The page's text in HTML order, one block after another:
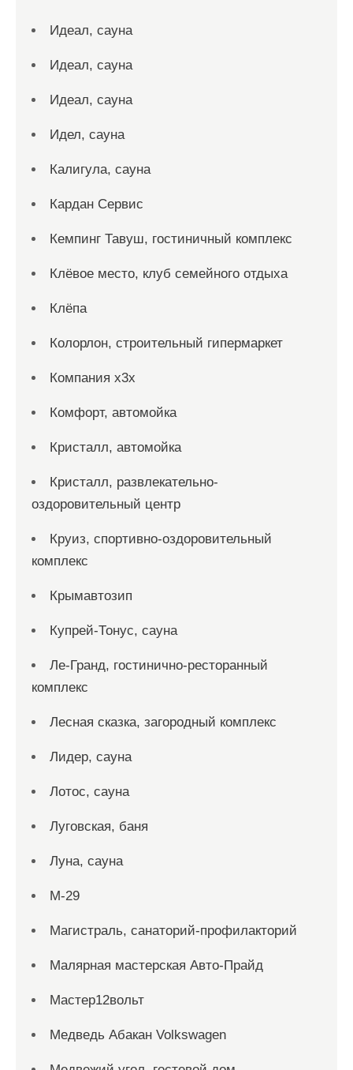
Идеал, сауна
Идеал, сауна
Идеал, сауна
Идел, сауна
Калигула, сауна
Кардан Сервис
Кемпинг Тавуш, гостиничный комплекс
Клёвое место, клуб семейного отдыха
Клёпа
Колорлон, строительный гипермаркет
Компания x3x
Комфорт, автомойка
Кристалл, автомойка
Кристалл, развлекательно-
оздоровительный центр
Круиз, спортивно-оздоровительный
комплекс
Крымавтозип
Купрей-Тонус, сауна
Ле-Гранд, гостинично-ресторанный
комплекс
Лесная сказка, загородный комплекс
Лидер, сауна
Лотос, сауна
Луговская, баня
Луна, сауна
М-29
Магистраль, санаторий-профилакторий
Малярная мастерская Авто-Прайд
Мастер12вольт
Медведь Абакан Volkswagen